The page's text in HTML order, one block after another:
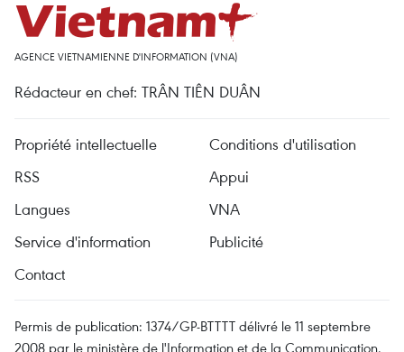
AGENCE VIETNAMIENNE D'INFORMATION (VNA)
Rédacteur en chef: TRÂN TIÊN DUÂN
Propriété intellectuelle
Conditions d'utilisation
RSS
Appui
Langues
VNA
Service d'information
Publicité
Contact
Permis de publication: 1374/GP-BTTTT délivré le 11 septembre
2008 par le ministère de l'Information et de la Communication.